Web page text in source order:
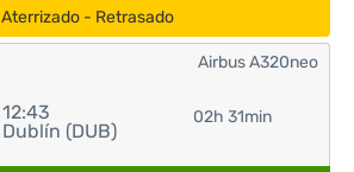
Aterrizado - Retrasado
12:43
Dublín (DUB)
02h 31min
Airbus A320neo